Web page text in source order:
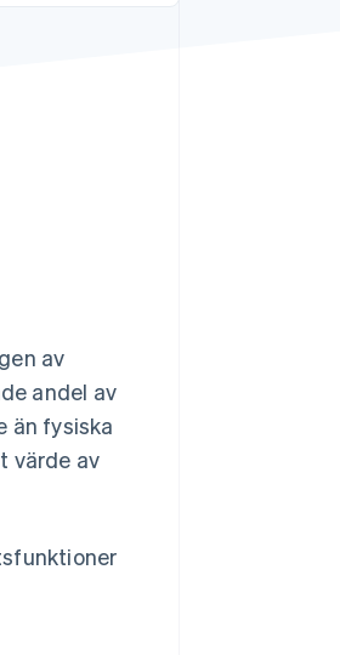
av
andel av
än fysiska
värde av